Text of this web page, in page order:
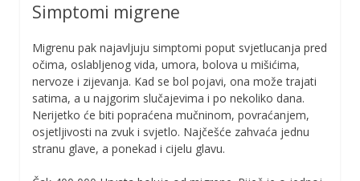
Simptomi migrene
Migrenu pak najavljuju simptomi poput svjetlucanja pred
očima, oslabljenog vida, umora, bolova u mišićima,
nervoze i zijevanja. Kad se bol pojavi, ona može trajati
satima, a u najgorim slučajevima i po nekoliko dana.
Nerijetko će biti popraćena mučninom, povraćanjem,
osjetljivosti na zvuk i svjetlo. Najčešće zahvaća jednu
stranu glave, a ponekad i cijelu glavu.